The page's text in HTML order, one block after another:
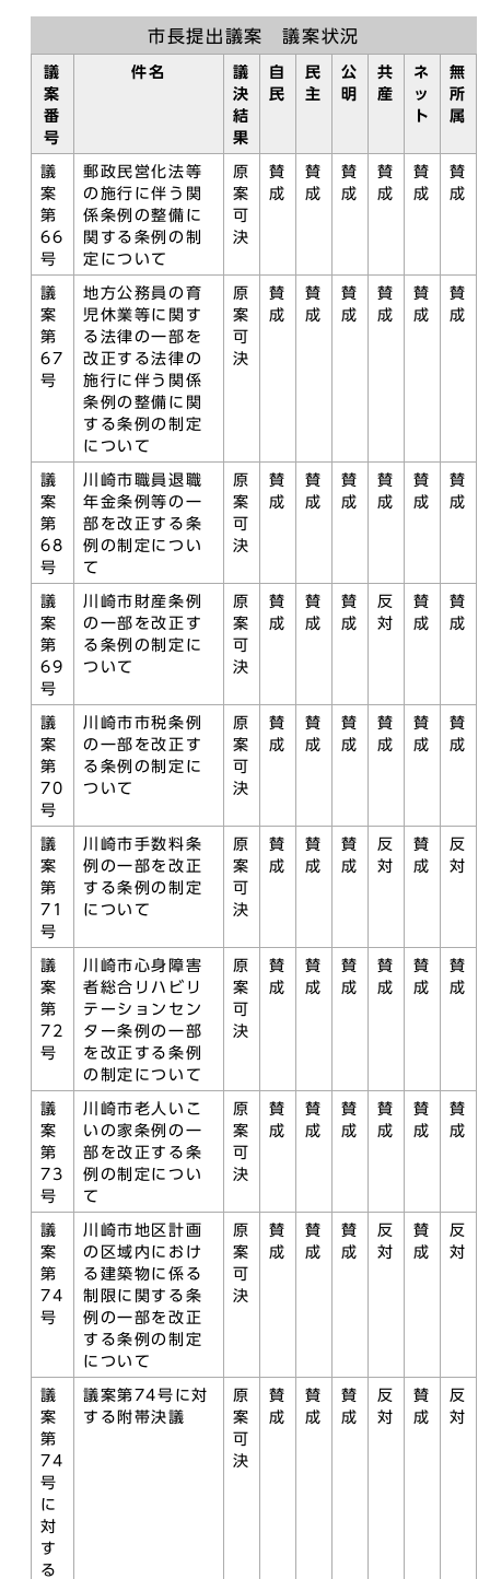
市長提出議案 議案状況
議
案
番
号
件名
議
決
結
果
自
民
民
主
公
明
共
産
ネ
ッ
ト
無
所
属
議
案
第
66
号
郵政民営化法等
の施行に伴う関
係条例の整備に
関する条例の制
定について
原
案
可
決
賛
成
賛
成
賛
成
賛
成
賛
成
賛
成
議
案
第
67
号
地方公務員の育
児休業等に関す
る法律の一部を
改正する法律の
施行に伴う関係
条例の整備に関
する条例の制定
について
原
案
可
決
賛
成
賛
成
賛
成
賛
成
賛
成
賛
成
議
案
第
68
号
川崎市職員退職
年金条例等の一
部を改正する条
例の制定につい
て
原
案
可
決
賛
成
賛
成
賛
成
賛
成
賛
成
賛
成
議
案
第
69
号
川崎市財産条例
の一部を改正す
る条例の制定に
ついて
原
案
可
決
賛
成
賛
成
賛
成
反
対
賛
成
賛
成
議
案
第
70
号
川崎市市税条例
の一部を改正す
る条例の制定に
ついて
原
案
可
決
賛
成
賛
成
賛
成
賛
成
賛
成
賛
成
議
案
第
71
号
川崎市手数料条
例の一部を改正
する条例の制定
について
原
案
可
決
賛
成
賛
成
賛
成
反
対
賛
成
反
対
議
案
第
72
号
川崎市心身障害
者総合リハビリ
テーションセン
ター条例の一部
を改正する条例
の制定について
原
案
可
決
賛
成
賛
成
賛
成
賛
成
賛
成
賛
成
議
案
第
73
号
川崎市老人いこ
いの家条例の一
部を改正する条
例の制定につい
て
原
案
可
決
賛
成
賛
成
賛
成
賛
成
賛
成
賛
成
議
案
第
74
号
川崎市地区計画
の区域内におけ
る建築物に係る
制限に関する条
例の一部を改正
する条例の制定
について
原
案
可
決
賛
成
賛
成
賛
成
反
対
賛
成
反
対
議
案
第
74
号
に
対
す
る
議案第74号に対
する附帯決議
原
案
可
決
賛
成
賛
成
賛
成
反
対
賛
成
反
対